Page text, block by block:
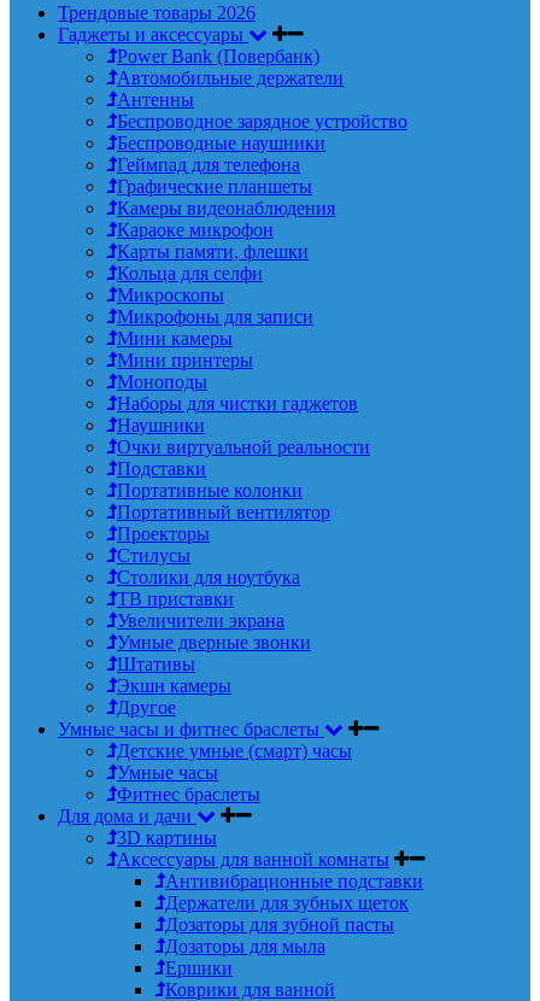
Трендовые товары 2026
Гаджеты и аксессуары
Power Bank (Повербанк)
Автомобильные держатели
Антенны
Беспроводное зарядное устройство
Беспроводные наушники
Геймпад для телефона
Графические планшеты
Камеры видеонаблюдения
Караоке микрофон
Карты памяти, флешки
Кольца для селфи
Микроскопы
Микрофоны для записи
Мини камеры
Мини принтеры
Моноподы
Наборы для чистки гаджетов
Наушники
Очки виртуальной реальности
Подставки
Портативные колонки
Портативный вентилятор
Проекторы
Стилусы
Столики для ноутбука
ТВ приставки
Увеличители экрана
Умные дверные звонки
Штативы
Экшн камеры
Другое
Умные часы и фитнес браслеты
Детские умные (смарт) часы
Умные часы
Фитнес браслеты
Для дома и дачи
3D картины
Аксессуары для ванной комнаты
Антивибрационные подставки
Держатели для зубных щеток
Дозаторы для зубной пасты
Дозаторы для мыла
Ершики
Коврики для ванной